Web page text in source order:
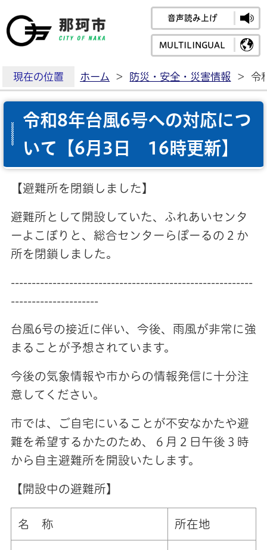
那珂市公式ホームペ
音声読み上げ
MULTILINGUAL
現在の位置 ホーム > 防災・安全・災害情報 > 令
令和8年台風6号への対応につ
いて【6月3日 16時更新】
【避難所を閉鎖しました】
避難所として開設していた、ふれあいセンタ
ーよこぼりと、総合センターらぽーるの２か
所を閉鎖しました。
----------------------------------------------------------
---------------------
台風6号の接近に伴い、今後、雨風が非常に強
まることが予想されています。
今後の気象情報や市からの情報発信に十分注
意してください。
市では、ご自宅にいることが不安なかたや避
難を希望するかたのため、６月２日午後３時
から自主避難所を開設いたします。
【開設中の避難所】
名 称 所在地